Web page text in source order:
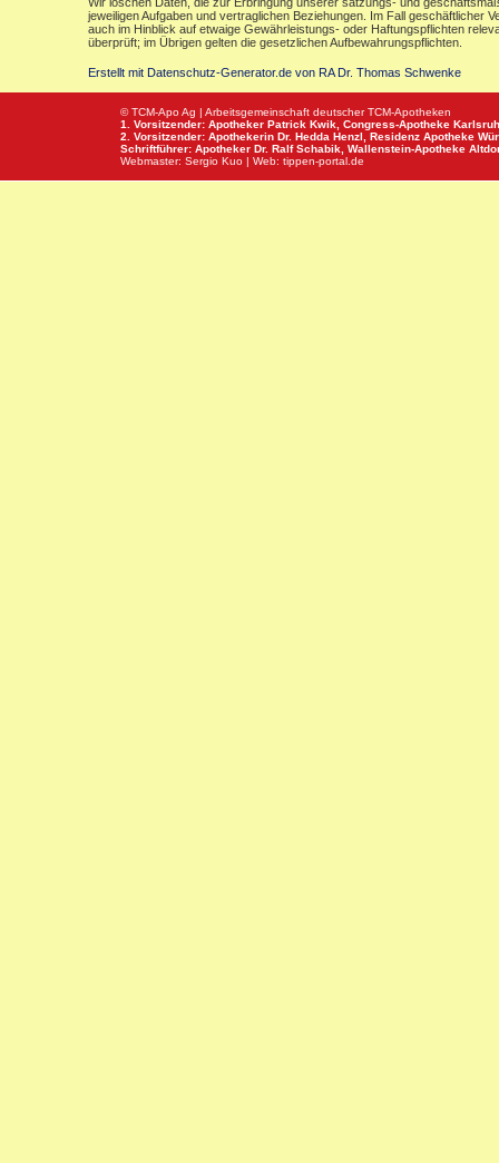
jeweiligen Aufgaben und vertraglichen Beziehungen. Im Fall geschäftlicher
auch im Hinblick auf etwaige Gewährleistungs- oder Haftungspflichten
überprüft; im Übrigen gelten die gesetzlichen Aufbewahrungspflichten.
Erstellt mit Datenschutz-Generator.de von RA Dr. Thomas Schwenke
© TCM-Apo Ag | Arbeitsgemeinschaft deutscher TCM-Apotheken
1. Vorsitzender: Apotheker Patrick Kwik, Congress-Apotheke
2. Vorsitzender: Apothekerin Dr. Hedda Henzl, Residenz Apotheke
Schriftführer: Apotheker Dr. Ralf Schabik, Wallenstein-Apotheke
Webmaster: Sergio Kuo | Web: tippen-portal.de